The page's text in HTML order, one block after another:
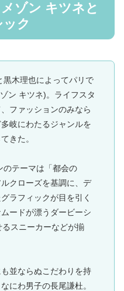
ゾン キツネと
ク
黒木理也によってパリで
ン キツネ)。ライフスタ
ファッションのみなら
岐にわたるジャンルを
きた。
のテーマは「都会の
クローズを基調に、デ
ラフィックが目を引く
ードが漂うダービーシ
スニーカーなどが揃
並ならぬこだわりを持
にわ男子の長尾謙杜。